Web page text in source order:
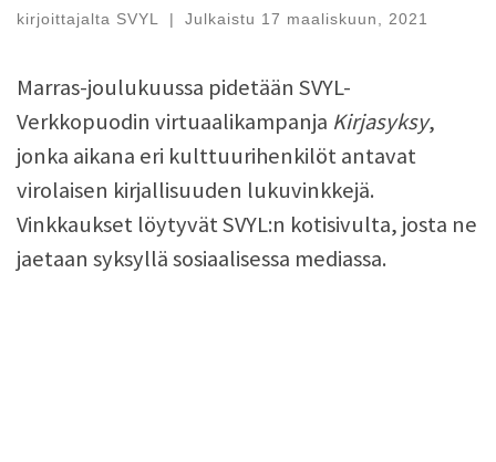
kirjoittajalta SVYL | Julkaistu 17 maaliskuun, 2021
Marras-joulukuussa pidetään SVYL-
Verkkopuodin virtuaalikampanja Kirjasyksy,
jonka aikana eri kulttuurihenkilöt antavat
virolaisen kirjallisuuden lukuvinkkejä.
Vinkkaukset löytyvät SVYL:n kotisivulta, josta ne
jaetaan syksyllä sosiaalisessa mediassa.